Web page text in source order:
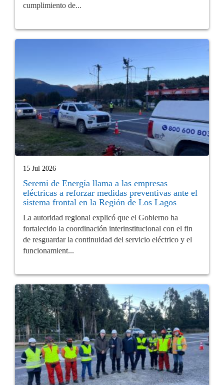
cumplimiento de...
15 Jul 2026
Seremi de Energía llama a las empresas
eléctricas a reforzar medidas preventivas ante el
sistema frontal en la Región de Los Lagos
La autoridad regional explicó que el Gobierno ha
fortalecido la coordinación interinstitucional con el fin
de resguardar la continuidad del servicio eléctrico y el
funcionamient...